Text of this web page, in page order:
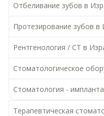
Отбеливание зубов в
Протезирование зубов в
Рентгенология / СТ в
Стоматологическое
Стоматология -
Терапевтическая